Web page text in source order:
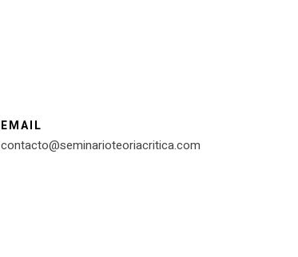
EMAIL
contacto@seminarioteoriacritica.com